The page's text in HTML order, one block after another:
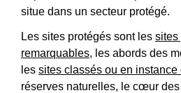
situe dans un secteur protégé.
Les sites protégés sont les sites
remarquables, les abords des
les sites classés ou en instance
réserves naturelles, le cœur